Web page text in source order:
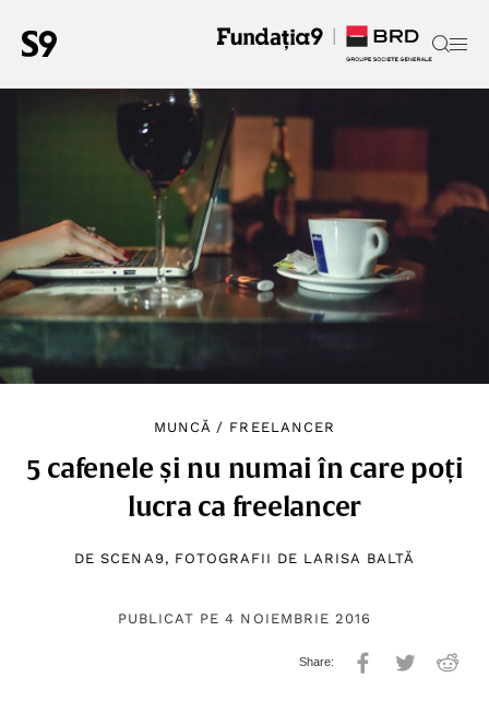
MUNCĂ / FREELANCER
5 cafenele și nu numai în care poți
lucra ca freelancer
DESCENA9, FOTOGRAFII DE LARISA BALTĂ
PUBLICAT PE 4 NOIEMBRIE 2016